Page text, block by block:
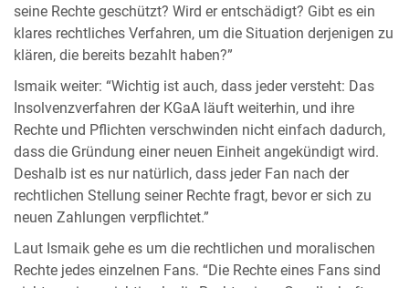
seine Rechte geschützt? Wird er entschädigt? Gibt es ein
klares rechtliches Verfahren, um die Situation derjenigen zu
klären, die bereits bezahlt haben?”
Ismaik weiter: “Wichtig ist auch, dass jeder versteht: Das
Insolvenzverfahren der KGaA läuft weiterhin, und ihre
Rechte und Pflichten verschwinden nicht einfach dadurch,
dass die Gründung einer neuen Einheit angekündigt wird.
Deshalb ist es nur natürlich, dass jeder Fan nach der
rechtlichen Stellung seiner Rechte fragt, bevor er sich zu
neuen Zahlungen verpflichtet.”
Laut Ismaik gehe es um die rechtlichen und moralischen
Rechte jedes einzelnen Fans. “Die Rechte eines Fans sind